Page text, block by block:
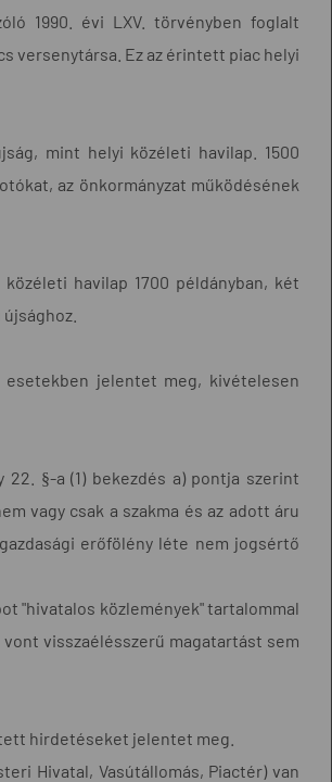
1990. évi LXV. törvényben foglalt
versenytársa. Ez az érintett piac helyi
mint helyi közéleti havilap. 1500
az önkormányzat működésének
havilap 1700 példányban, két
esetekben jelentet meg, kivételesen
§-a (1) bekezdés a) pontja szerint
vagy csak a szakma és az adott áru
erőfölény léte nem jogsértő
"hivatalos közlemények" tartalommal
visszaélésszerű magatartást sem
hirdetéseket jelentet meg.
Hivatal, Vasútállomás, Piactér) van